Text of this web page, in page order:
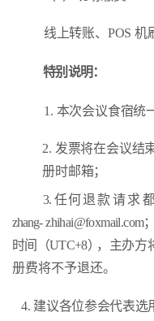
线上转账、 POS 机
特别说明：
1. 本次会议食宿统
2. 发票将在会议结
册时邮箱；
3. 任何 退 款 请 求
zhang- zhihai@foxmail.com
时间
（UTC+8），
主办方
册费将不予退还。
4. 建议各位参会代表选